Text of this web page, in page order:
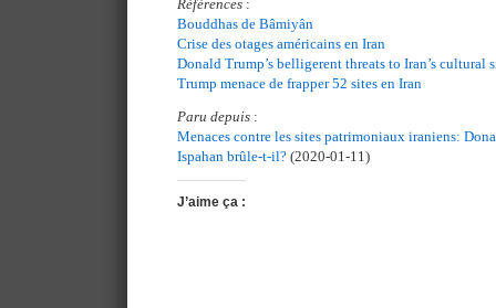
Références :
Bouddhas de Bâmiyân
Crise des otages américains en Iran
Donald Trump’s belligerent threats to Iran’s cultural
Trump menace de frapper 52 sites en Iran
Paru depuis :
Menaces contre les sites patrimoniaux iraniens:
Ispahan brûle-t-il? (2020-01-11)
J’aime ça :